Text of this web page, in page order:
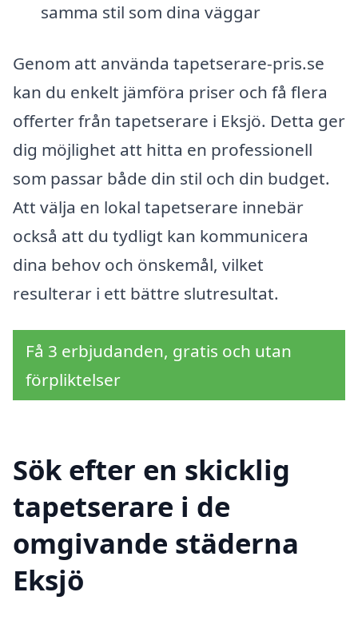
samma stil som dina väggar
Genom att använda tapetserare-pris.se
kan du enkelt jämföra priser och få flera
offerter från tapetserare i Eksjö. Detta ger
dig möjlighet att hitta en professionell
som passar både din stil och din budget.
Att välja en lokal tapetserare innebär
också att du tydligt kan kommunicera
dina behov och önskemål, vilket
resulterar i ett bättre slutresultat.
Få 3 erbjudanden, gratis och utan
förpliktelser
Sök efter en skicklig
tapetserare i de
omgivande städerna
Eksjö